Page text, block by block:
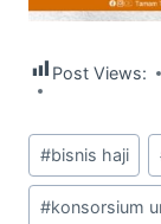
Post Views:
Post
Tags:
#bisnis haji
#konsorsium